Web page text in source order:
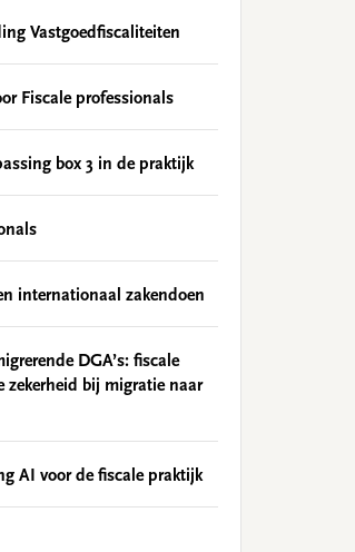
Vastgoedfiscaliteiten
Fiscale professionals
box 3 in de praktijk
internationaal zakendoen
DGA’s: fiscale
zekerheid bij migratie naar
AI voor de fiscale praktijk